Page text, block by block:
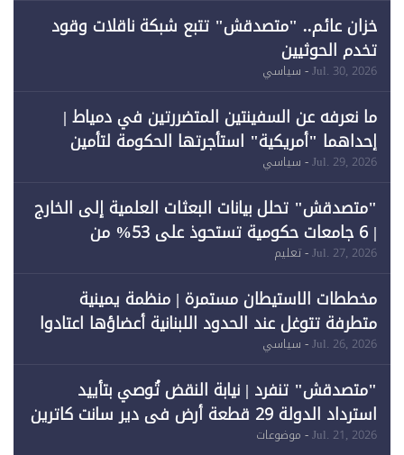
خزان عائم.. "متصدقش" تتبع شبكة ناقلات وقود
تخدم الحوثيين
Jul. 30, 2026- سياسي
ما نعرفه عن السفينتين المتضررتين في دمياط |
إحداهما "أمريكية" استأجرتها الحكومة لتأمين
احتياجات الطاقة
Jul. 29, 2026- سياسي
"متصدقش" تحلل بيانات البعثات العلمية إلى الخارج
| 6 جامعات حكومية تستحوذ على 53% من
Jul. 27, 2026- تعليم
مخططات الاستيطان مستمرة | منظمة يمينية
متطرفة تتوغل عند الحدود اللبنانية أعضاؤها اعتادوا
خرق الحدود
Jul. 26, 2026- سياسي
"متصدقش" تنفرد | نيابة النقض تُوصي بتأييد
استرداد الدولة 29 قطعة أرض في دير سانت كاترين
وقبول طعن الحكومة جزئيًا (1)
Jul. 21, 2026- موضوعات